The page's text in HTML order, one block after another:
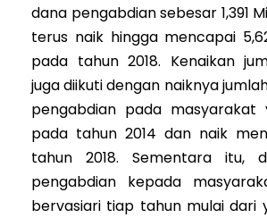
dana pengabdian sebesar 1,391
terus naik hingga mencapai
pada tahun 2018. Kenaikan
juga diikuti dengan naiknya
pengabdian pada masyarakat
pada tahun 2014 dan naik
tahun 2018. Sementara itu,
pengabdian kepada
bervasiari tiap tahun mulai dari